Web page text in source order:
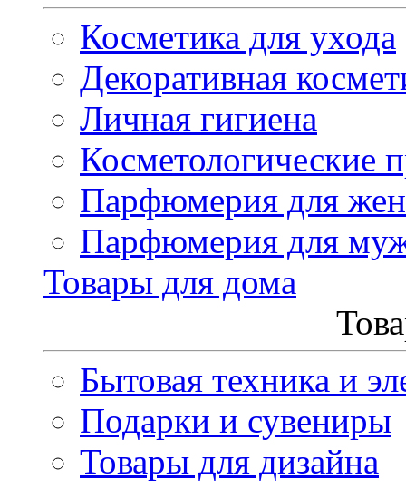
Косметика для ухода
Декоративная
Личная гигиена
Косметологические
Парфюмерия для
Парфюмерия для
Товары для дома
Бытовая техника и
Подарки и сувениры
Товары для дизайна